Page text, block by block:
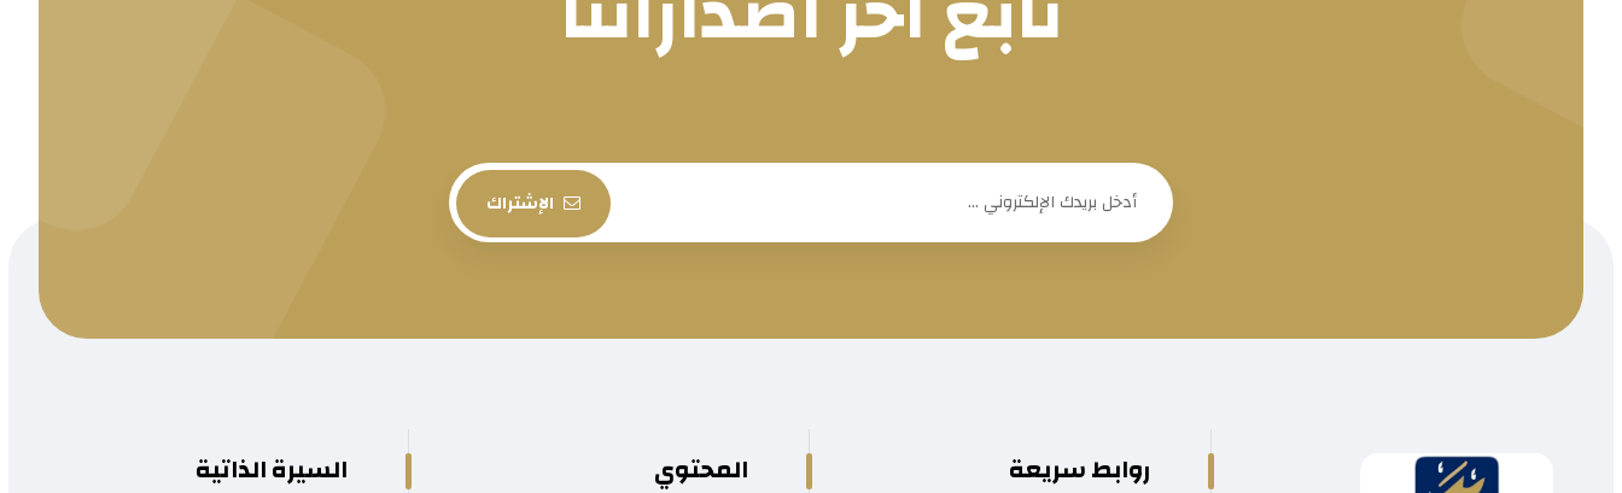
الإشتراك
روابط سريعة المحتوي السيرة الذاتية